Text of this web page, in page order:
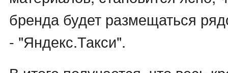
бренда будет размещаться
- "Яндекс.Такси".